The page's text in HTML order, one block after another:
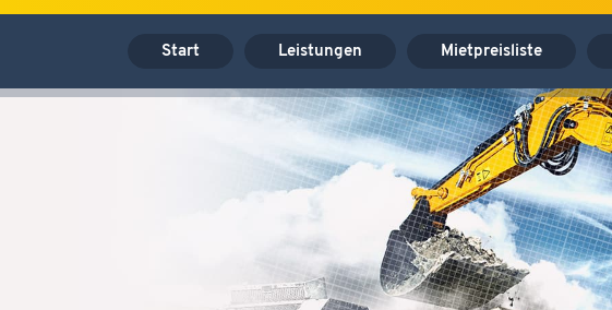
Start Leistungen Mietpreisliste